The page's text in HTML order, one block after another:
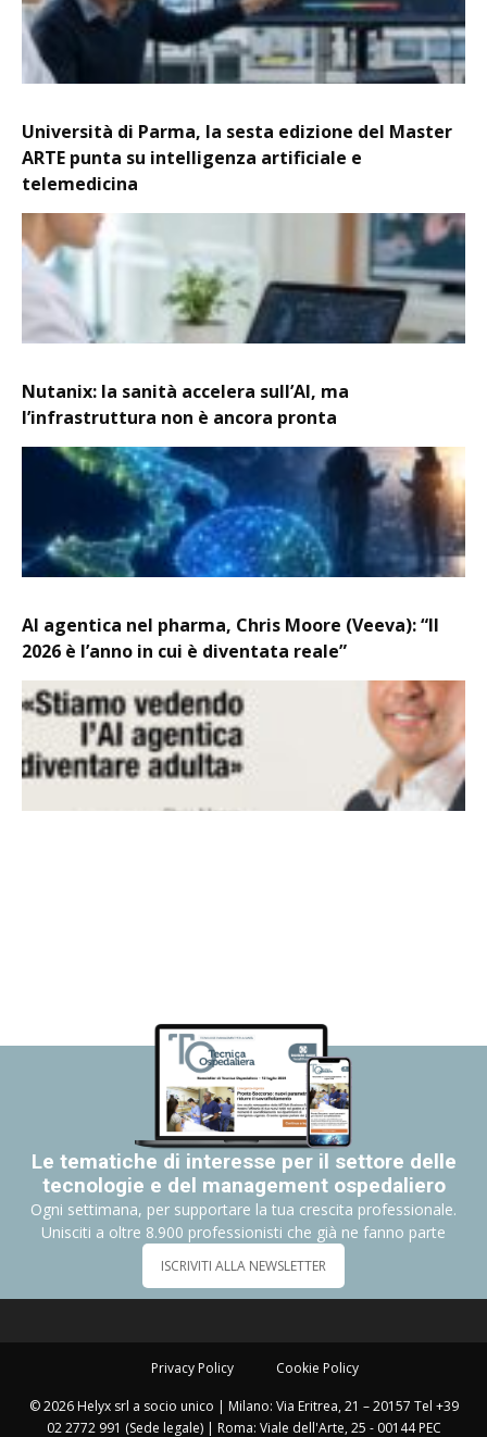
Università di Parma, la sesta edizione del Master
ARTE punta su intelligenza artificiale e
telemedicina
Nutanix: la sanità accelera sull’AI, ma
l’infrastruttura non è ancora pronta
AI agentica nel pharma, Chris Moore (Veeva): “Il
2026 è l’anno in cui è diventata reale”
Le tematiche di interesse per il settore delle
tecnologie e del management ospedaliero
Ogni settimana, per supportare la tua crescita professionale.
Unisciti a oltre 8.900 professionisti che già ne fanno parte
ISCRIVITI ALLA NEWSLETTER
Privacy Policy Cookie Policy
© 2026 Helyx srl a socio unico | Milano: Via Eritrea, 21 – 20157 Tel +39
02 2772 991 (Sede legale) | Roma: Viale dell'Arte, 25 - 00144 PEC